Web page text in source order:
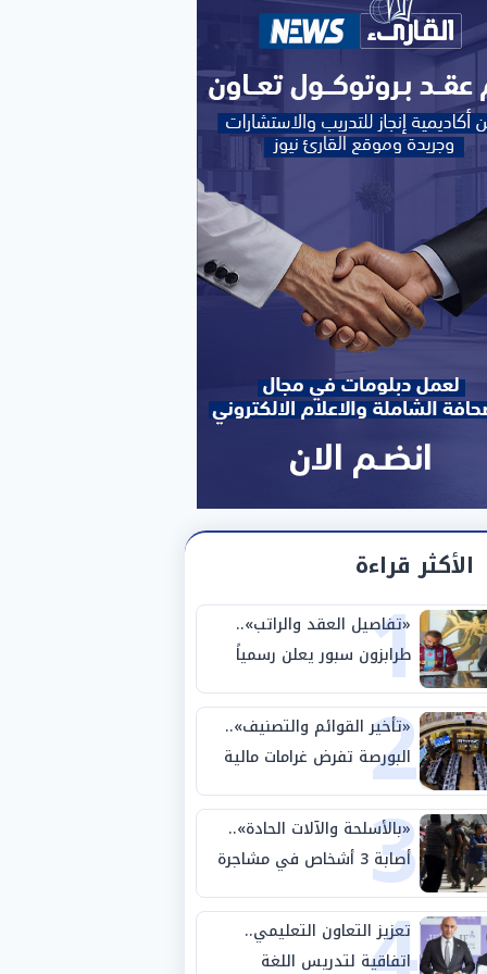
الأكثر قراءة
1
«تفاصيل العقد والراتب»..
طرابزون سبور يعلن رسمياً
ضم محمد صلاح لمدة عامين
2
«تأخير القوائم والتصنيف»..
البورصة تفرض غرامات مالية
على 14 شركة وصكين
3
«بالأسلحة والآلات الحادة»..
أصابة 3 أشخاص في مشاجرة
بين عائلتين بالفيوم
تعزيز التعاون التعليمي..
اتفاقية لتدريس اللغة